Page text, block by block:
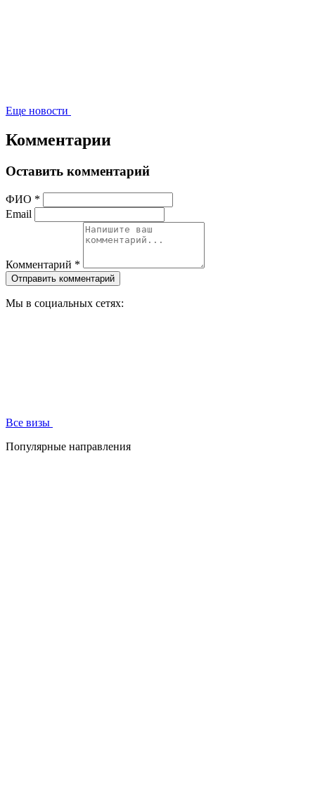
Еще новости
Комментарии
Оставить комментарий
ФИО *
Email
Комментарий *
Отправить комментарий
Мы в социальных сетях:
Все визы
Популярные направления